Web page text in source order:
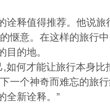
释值得推荐。他说旅
惬意。在这样的旅行
目的地。
何才能让旅行本身比
一个神奇而难忘的旅
全新诠释。”